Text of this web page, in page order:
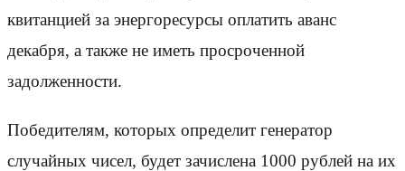
квитанцией за энергоресурсы оплатить аванс
декабря, а также не иметь просроченной
задолженности.
Победителям, которых определит генератор
случайных чисел, будет зачислена 1000 рублей на их